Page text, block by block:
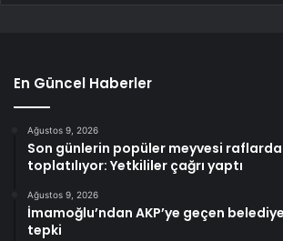
En Güncel Haberler
Ağustos 9, 2026
Son günlerin popüler meyvesi
toplatılıyor: Yetkililer çağrı yaptı
Ağustos 9, 2026
İmamoğlu’ndan AKP’ye geçen
tepki